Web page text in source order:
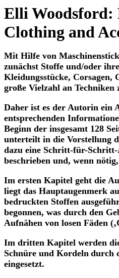
Elli Woodsford:
Clothing and
Mit Hilfe von
zunächst Stoffe und/oder
Kleidungsstücke, Corsagen,
große Vielzahl an Techniken
Daher ist es der Autorin ein
entsprechenden
Beginn der insgesamt 128
unterteilt in die Vorstellung
dazu eine Schritt-für-
beschrieben und, wenn
Im ersten Kapitel geht die
liegt das Hauptaugenmerk
bedruckten Stoffen
begonnen, was durch den
Aufnähen von losen Fäden
Im dritten Kapitel werden
Schnüre und Kordeln durch
eingesetzt.